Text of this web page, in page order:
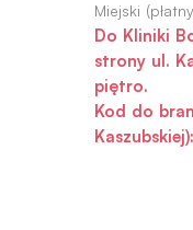
Do Kliniki
strony ul.
piętro.
Kod do